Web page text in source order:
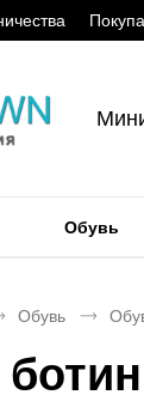
Обувь
Обувь